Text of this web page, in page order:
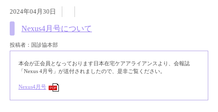
2024年04月30日
Nexus4月号について
投稿者：国診協本部
本会が正会員となっております日本在宅ケアアライアンスより、会報誌
「Nexus 4月号」が送付されましたので、是非ご覧ください。
Nexus4月号 PDF